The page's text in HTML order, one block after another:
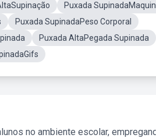
Puxada
Puxada SupinadaPeso Corporal
Puxada AltaPegada Supinada
no ambiente escolar,